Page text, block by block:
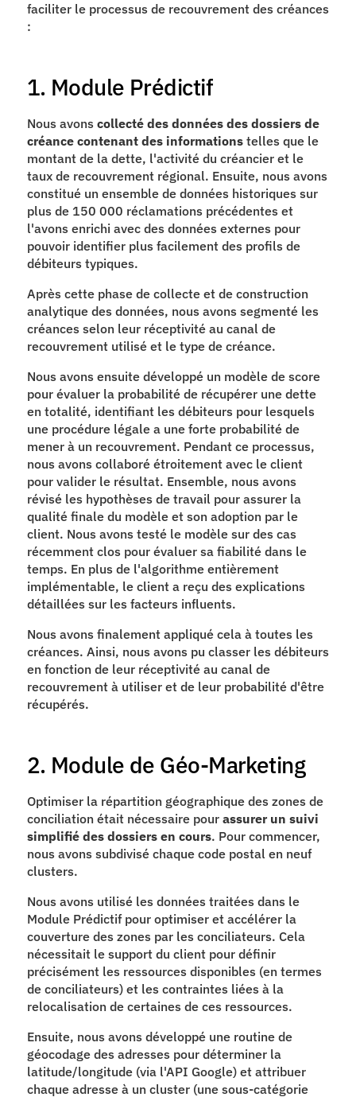
faciliter le processus de recouvrement des créances
:
1. Module Prédictif
Nous avons collecté des données des dossiers de
créance contenant des informations telles que le
montant de la dette, l'activité du créancier et le
taux de recouvrement régional. Ensuite, nous avons
constitué un ensemble de données historiques sur
plus de 150 000 réclamations précédentes et
l'avons enrichi avec des données externes pour
pouvoir identifier plus facilement des profils de
débiteurs typiques.
Après cette phase de collecte et de construction
analytique des données, nous avons segmenté les
créances selon leur réceptivité au canal de
recouvrement utilisé et le type de créance.
Nous avons ensuite développé un modèle de score
pour évaluer la probabilité de récupérer une dette
en totalité, identifiant les débiteurs pour lesquels
une procédure légale a une forte probabilité de
mener à un recouvrement. Pendant ce processus,
nous avons collaboré étroitement avec le client
pour valider le résultat. Ensemble, nous avons
révisé les hypothèses de travail pour assurer la
qualité finale du modèle et son adoption par le
client. Nous avons testé le modèle sur des cas
récemment clos pour évaluer sa fiabilité dans le
temps. En plus de l'algorithme entièrement
implémentable, le client a reçu des explications
détaillées sur les facteurs influents.
Nous avons finalement appliqué cela à toutes les
créances. Ainsi, nous avons pu classer les débiteurs
en fonction de leur réceptivité au canal de
recouvrement à utiliser et de leur probabilité d'être
récupérés.
2. Module de Géo-Marketing
Optimiser la répartition géographique des zones de
conciliation était nécessaire pour assurer un suivi
simplifié des dossiers en cours. Pour commencer,
nous avons subdivisé chaque code postal en neuf
clusters.
Nous avons utilisé les données traitées dans le
Module Prédictif pour optimiser et accélérer la
couverture des zones par les conciliateurs. Cela
nécessitait le support du client pour définir
précisément les ressources disponibles (en termes
de conciliateurs) et les contraintes liées à la
relocalisation de certaines de ces ressources.
Ensuite, nous avons développé une routine de
géocodage des adresses pour déterminer la
latitude/longitude (via l'API Google) et attribuer
chaque adresse à un cluster (une sous-catégorie